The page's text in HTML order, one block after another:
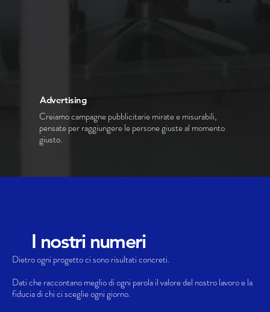
Advertising
Creiamo campagne pubblicitarie mirate e misurabili,
pensate per raggiungere le persone giuste al momento
giusto.
I nostri numeri
Dietro ogni progetto ci sono risultati concreti.
Dati che raccontano meglio di ogni parola il valore del nostro lavoro e la
fiducia di chi ci sceglie ogni giorno.